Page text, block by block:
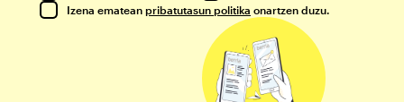
Izena ematean pribatutasun politika onartzen duzu.